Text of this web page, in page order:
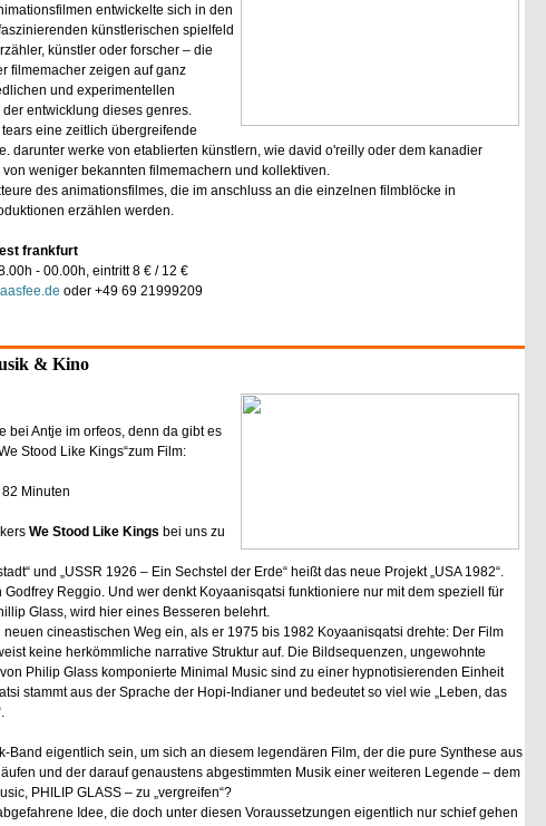
entwickelte sich in den
künstlerischen spielfeld
künstler oder forscher – die
filmemacher zeigen auf ganz
und experimentellen
entwicklung dieses genres.
eine zeitlich übergreifende
darunter werke von etablierten künstlern, wie david o'reilly oder dem kanadier
weniger bekannten filmemachern und kollektiven.
des animationsfilmes, die im anschluss an die einzelnen filmblöcke in
erzählen werden.
frankfurt
- 00.00h, eintritt 8 € / 12 €
oder +49 69 21999209
& Kino
bei Antje im orfeos, denn da gibt es
Stood Like Kings“zum Film:
Minuten
We Stood Like Kings bei uns zu
und „USSR 1926 – Ein Sechstel der Erde“ heißt das neue Projekt „USA 1982“.
Reggio. Und wer denkt Koyaanisqatsi funktioniere nur mit dem speziell für
Glass, wird hier eines Besseren belehrt.
cineastischen Weg ein, als er 1975 bis 1982 Koyaanisqatsi drehte: Der Film
keine herkömmliche narrative Struktur auf. Die Bildsequenzen, ungewohnte
Philip Glass komponierte Minimal Music sind zu einer hypnotisierenden Einheit
stammt aus der Sprache der Hopi-Indianer und bedeutet so viel wie „Leben, das
Band eigentlich sein, um sich an diesem legendären Film, der die pure Synthese aus
und der darauf genaustens abgestimmten Musik einer weiteren Legende – dem
PHILIP GLASS – zu „vergreifen“?
Idee, die doch unter diesen Voraussetzungen eigentlich nur schief gehen